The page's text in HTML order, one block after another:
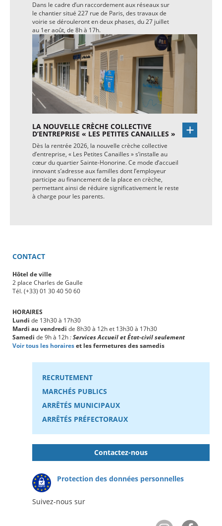
Dans le cadre d’un raccordement aux réseaux sur
le chantier situé 227 rue de Paris, des travaux de
voirie se dérouleront en deux phases, du 27 juillet
au 1er août, de 8h à 17h.
LA NOUVELLE CRÈCHE COLLECTIVE
D’ENTREPRISE « LES PETITES CANAILLES »
Dès la rentrée 2026, la nouvelle crèche collective
d’entreprise, « Les Petites Canailles » s’installe au
cœur du quartier Sainte-Honorine. Ce mode d’accueil
innovant s’adresse aux familles dont l’employeur
participe au financement de la place en crèche,
permettant ainsi de réduire significativement le reste
à charge pour les parents.
CONTACT
Hôtel de ville
2 place Charles de Gaulle
Tél. (+33) 01 30 40 50 60
HORAIRES
Lundi de 13h30 à 17h30
Mardi au vendredi de 8h30 à 12h et 13h30 à 17h30
Samedi de 9h à 12h:Services Accueil et État-civil seulement
Voir tous les horaireset les fermetures des samedis
RECRUTEMENT
MARCHÉS PUBLICS
ARRÊTÉS MUNICIPAUX
ARRÊTÉS PRÉFECTORAUX
Contactez-nous
Protection des données personnelles
Suivez-nous sur